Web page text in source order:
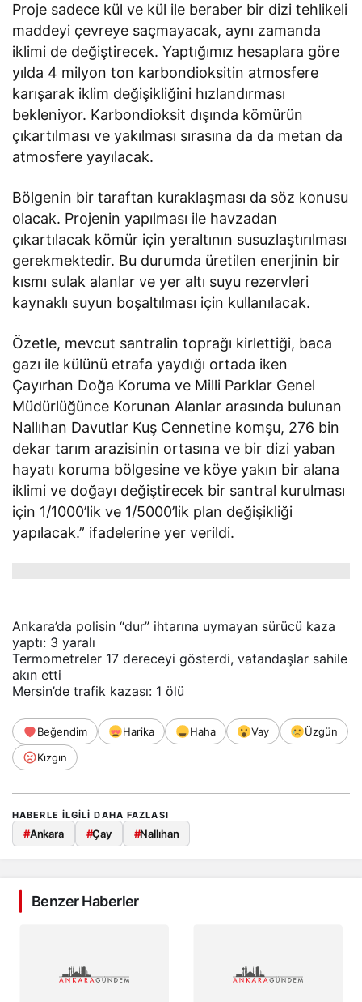
Proje sadece kül ve kül ile beraber bir dizi tehlikeli
maddeyi çevreye saçmayacak, aynı zamanda
iklimi de değiştirecek. Yaptığımız hesaplara göre
yılda 4 milyon ton karbondioksitin atmosfere
karışarak iklim değişikliğini hızlandırması
bekleniyor. Karbondioksit dışında kömürün
çıkartılması ve yakılması sırasına da da metan da
atmosfere yayılacak.
Bölgenin bir taraftan kuraklaşması da söz konusu
olacak. Projenin yapılması ile havzadan
çıkartılacak kömür için yeraltının susuzlaştırılması
gerekmektedir. Bu durumda üretilen enerjinin bir
kısmı sulak alanlar ve yer altı suyu rezervleri
kaynaklı suyun boşaltılması için kullanılacak.
Özetle, mevcut santralin toprağı kirlettiği, baca
gazı ile külünü etrafa yaydığı ortada iken
Çayırhan Doğa Koruma ve Milli Parklar Genel
Müdürlüğünce Korunan Alanlar arasında bulunan
Nallıhan Davutlar Kuş Cennetine komşu, 276 bin
dekar tarım arazisinin ortasına ve bir dizi yaban
hayatı koruma bölgesine ve köye yakın bir alana
iklimi ve doğayı değiştirecek bir santral kurulması
için 1/1000’lik ve 1/5000’lik plan değişikliği
yapılacak.” ifadelerine yer verildi.
Ankara’da polisin “dur” ihtarına uymayan sürücü kaza
yaptı: 3 yaralı
Termometreler 17 dereceyi gösterdi, vatandaşlar sahile
akın etti
Mersin’de trafik kazası: 1 ölü
Beğendim Harika Haha Vay
Üzgün
Kızgın
HABERLE ILGILI DAHA FAZLASI
#Ankara #Çay #Nallıhan
Benzer Haberler